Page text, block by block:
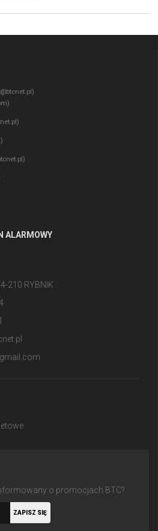
)
)
)
)
)
ALARMOWY
210 RYBNIK
o promocjach BTC?
ZAPISZ SIĘ